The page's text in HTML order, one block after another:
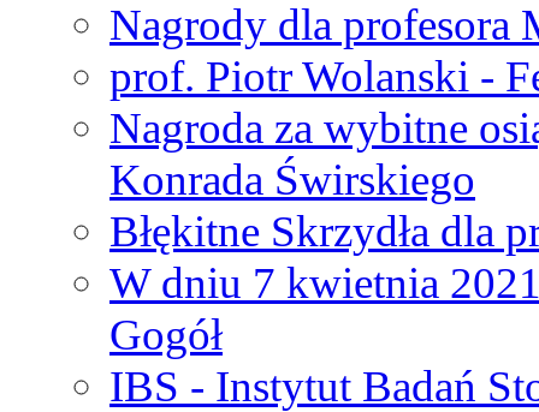
Nagrody dla profesora
prof. Piotr Wolanski -
Nagroda za wybitne
Konrada Świrskiego
Błękitne Skrzydła dla
W dniu 7 kwietnia
Gogół
IBS - Instytut Badań